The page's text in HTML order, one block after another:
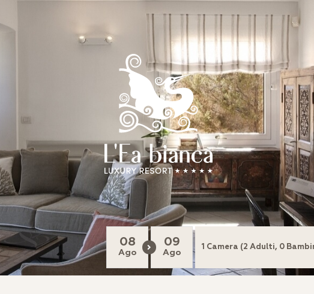
08
Ago
09
Ago